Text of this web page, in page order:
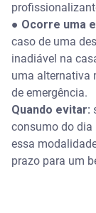
● Ocorre uma
caso de uma
inadiável na
uma alternativa
de emergência.
Quando evitar:
consumo do dia
essa
prazo para um